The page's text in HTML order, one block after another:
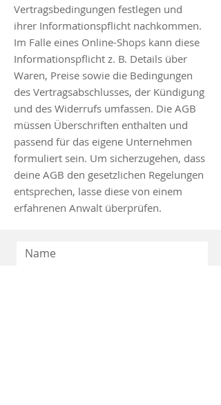
Vertragsbedingungen festlegen und
ihrer Informationspflicht nachkommen.
Im Falle eines Online-Shops kann diese
Informationspflicht z. B. Details über
Waren, Preise sowie die Bedingungen
des Vertragsabschlusses, der Kündigung
und des Widerrufs umfassen. Die AGB
müssen Überschriften enthalten und
passend für das eigene Unternehmen
formuliert sein. Um sicherzugehen, dass
deine AGB den gesetzlichen Regelungen
entsprechen, lasse diese von einem
erfahrenen Anwalt überprüfen.